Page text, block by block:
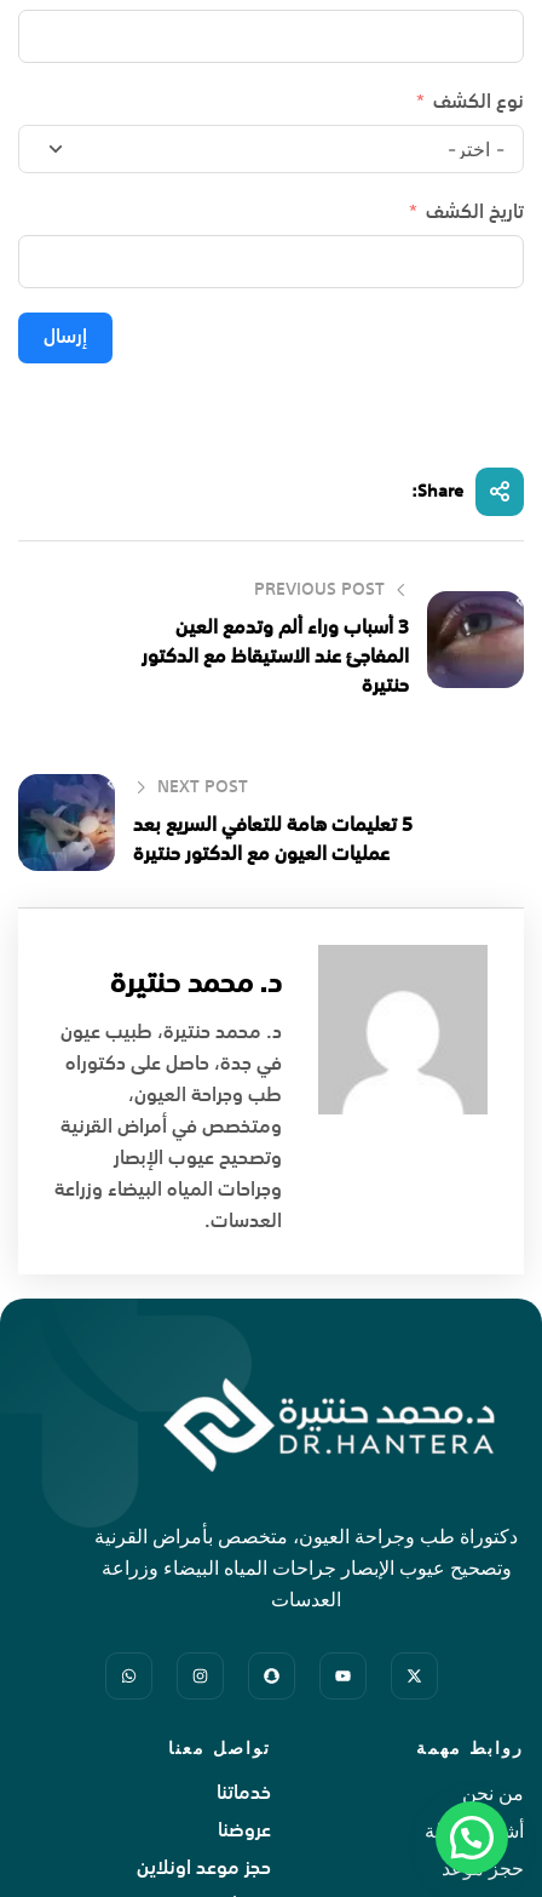
نوع الكشف
تاريخ الكشف
إرسال
Share:
PREVIOUS POST
3 أسباب وراء ألم وتدمع العين
المفاجئ عند الاستيقاظ مع الدكتور
حنتيرة
NEXT POST
5 تعليمات هامة للتعافي السريع بعد
عمليات العيون مع الدكتور حنتيرة
د. محمد حنتيرة
د. محمد حنتيرة، طبيب عيون
في جدة، حاصل على دكتوراه
طب وجراحة العيون،
ومتخصص في أمراض القرنية
وتصحيح عيوب الإبصار
وجراحات المياه البيضاء وزراعة
العدسات.
دكتوراة طب وجراحة العيون، متخصص بأمراض القرنية
وتصحيح عيوب الإبصار جراحات المياه البيضاء وزراعة
العدسات
روابط مهمة
من نحن
أشهر الاسئلة
حجز موعد
تواصل معنا
خدماتنا
عروضنا
حجز موعد اونلاين